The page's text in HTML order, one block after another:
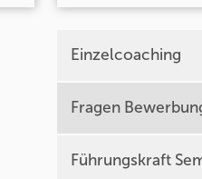
Einzelcoaching
Fragen
Führungskraft